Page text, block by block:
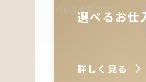
選べるお仕
詳しく見る